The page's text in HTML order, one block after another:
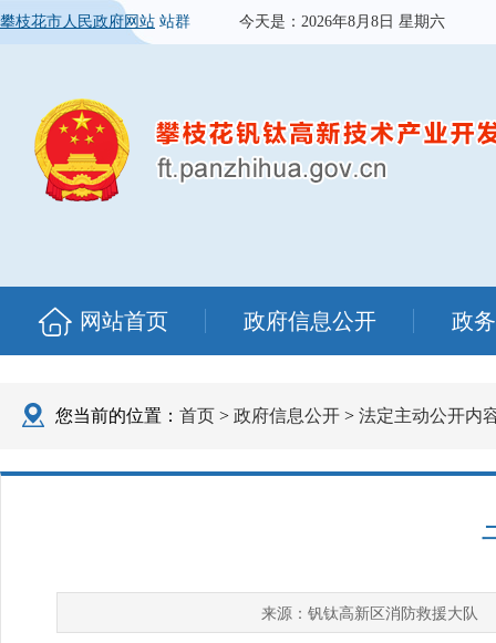
攀枝花市人民政府网站 站群 今天是： 2026年8月8日 星期六
网站首页 政府信息公开 政
您当前的位置： 首页 > 政府信息公开 > 法定主动公开内
来源： 钒钛高新区消防救援大队